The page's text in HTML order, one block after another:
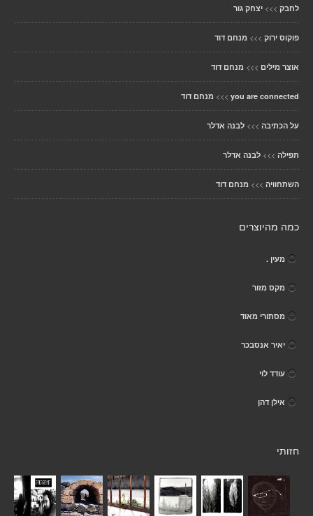
לחבק >>> יצחק גור
פוקוס ירוק >>> מנחם דוד
אוצר מילים >>> מנחם דוד
you are connected
>>> מנחם דוד
על הכתיבה >>> לבנה אדלר
תפילה >>> לבנה אדלר
השתחוויה >>> מנחם דוד
כמה מהיוצרים
מעין .
מקס מזור
מסתורי מאוד
יאיר אנסבכר
עודד לוי
אילן דהן
חזותי